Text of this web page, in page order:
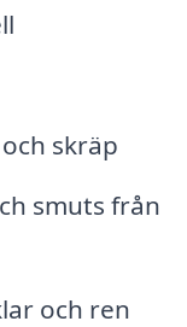
skräp
smuts från
och ren